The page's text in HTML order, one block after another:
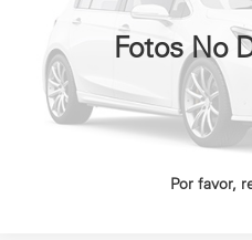
Fotos No
Por favor,
Disponible OBTÉN
CLICK